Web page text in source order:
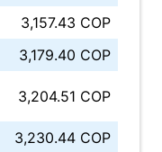
3,157.43 COP
3,179.40 COP
3,204.51 COP
3,230.44 COP